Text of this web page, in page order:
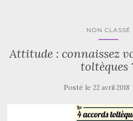
NON CLASSÉ
Attitude : connaissez
toltèques
Posté le 22 avril 2018